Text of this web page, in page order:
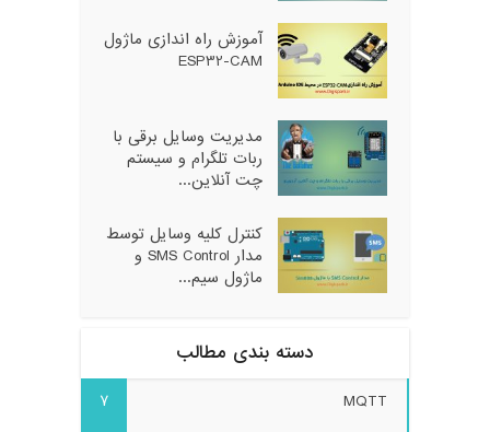
آموزش راه اندازی ماژول
ESP32-CAM
مدیریت وسایل برقی با
ربات تلگرام و سیستم
چت آنلاین...
کنترل کلیه وسایل توسط
مدار SMS Control و
ماژول سیم...
دسته بندی مطالب
MQTT
7